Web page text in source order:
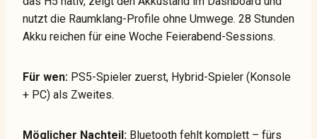
nutzt die Raumklang-Profile ohne Umwege. 28 Stunden
Akku reichen für eine Woche Feierabend-Sessions.
Für wen: PS5-Spieler zuerst, Hybrid-Spieler (Konsole
+ PC) als Zweites.
Möglicher Nachteil: Bluetooth fehlt komplett – fürs